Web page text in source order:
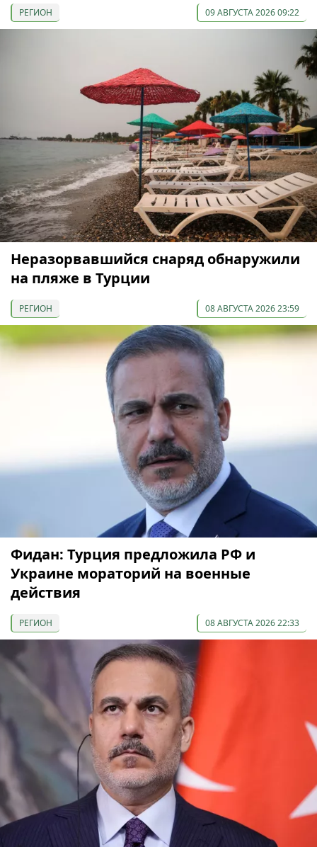
РЕГИОН 09 АВГУСТА 2026 09:22
Неразорвавшийся снаряд обнаружили
на пляже в Турции
РЕГИОН 08 АВГУСТА 2026 23:59
Фидан: Турция предложила РФ и
Украине мораторий на военные
действия
РЕГИОН 08 АВГУСТА 2026 22:33